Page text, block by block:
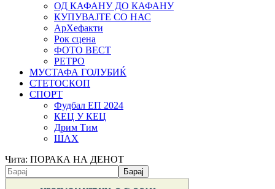
ОД КАФАНУ ДО КАФАНУ
КУПУВАЈТЕ СО НАС
АрХефакти
Рок сцена
ФОТО ВЕСТ
РЕТРО
МУСТАФА ГОЛУБИЌ
СТЕТОСКОП
СПОРТ
Фудбал ЕП 2024
КЕЦ У КЕЦ
Дрим Тим
ШАХ
Чита: ПОРАКА НА ДЕНОТ